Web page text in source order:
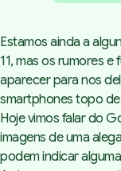
Estamos ainda a
11, mas os rumores
aparecer para nos
smartphones topo
Hoje vimos falar do
imagens de uma
podem indicar